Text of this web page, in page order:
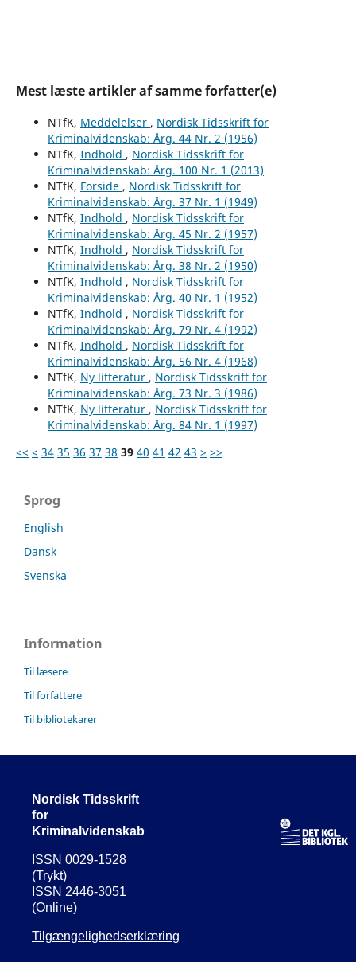
Mest læste artikler af samme forfatter(e)
NTfK, Meddelelser , Nordisk Tidsskrift for
Kriminalvidenskab: Årg. 44 Nr. 2 (1956)
NTfK, Indhold , Nordisk Tidsskrift for
Kriminalvidenskab: Årg. 100 Nr. 1 (2013)
NTfK, Forside , Nordisk Tidsskrift for
Kriminalvidenskab: Årg. 37 Nr. 1 (1949)
NTfK, Indhold , Nordisk Tidsskrift for
Kriminalvidenskab: Årg. 45 Nr. 2 (1957)
NTfK, Indhold , Nordisk Tidsskrift for
Kriminalvidenskab: Årg. 38 Nr. 2 (1950)
NTfK, Indhold , Nordisk Tidsskrift for
Kriminalvidenskab: Årg. 40 Nr. 1 (1952)
NTfK, Indhold , Nordisk Tidsskrift for
Kriminalvidenskab: Årg. 79 Nr. 4 (1992)
NTfK, Indhold , Nordisk Tidsskrift for
Kriminalvidenskab: Årg. 56 Nr. 4 (1968)
NTfK, Ny litteratur , Nordisk Tidsskrift for
Kriminalvidenskab: Årg. 73 Nr. 3 (1986)
NTfK, Ny litteratur , Nordisk Tidsskrift for
Kriminalvidenskab: Årg. 84 Nr. 1 (1997)
<< < 34 35 36 37 38 39 40 41 42 43 > >>
Sprog
English
Dansk
Svenska
Information
Til læsere
Til forfattere
Til bibliotekarer
Nordisk Tidsskrift
for
Kriminalvidenskab
ISSN 0029-1528
(Trykt)
ISSN 2446-3051
(Online)
Tilgængelighedserklæring